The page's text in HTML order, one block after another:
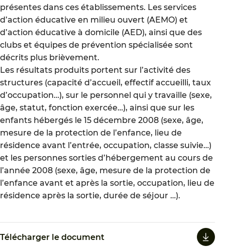
présentes dans ces établissements. Les services
d’action éducative en milieu ouvert (AEMO) et
d’action éducative à domicile (AED), ainsi que des
clubs et équipes de prévention spécialisée sont
décrits plus brièvement.
Les résultats produits portent sur l’activité des
structures (capacité d’accueil, effectif accueilli, taux
d’occupation…), sur le personnel qui y travaille (sexe,
âge, statut, fonction exercée…), ainsi que sur les
enfants hébergés le 15 décembre 2008 (sexe, âge,
mesure de la protection de l’enfance, lieu de
résidence avant l’entrée, occupation, classe suivie…)
et les personnes sorties d’hébergement au cours de
l’année 2008 (sexe, âge, mesure de la protection de
l’enfance avant et après la sortie, occupation, lieu de
résidence après la sortie, durée de séjour …).
Télécharger le document